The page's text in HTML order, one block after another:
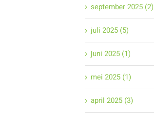
september 2025 (2)
juli 2025 (5)
juni 2025 (1)
mei 2025 (1)
april 2025 (3)